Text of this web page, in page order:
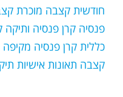
חודשית קצבה מוכרת
פנסיה קרן פנסיה ותיקה
כללית קרן פנסיה מקיפה
קצבה תאונות אישיות